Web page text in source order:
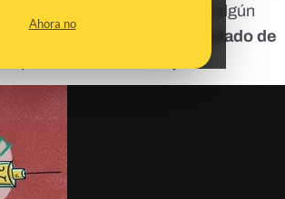
Ahora no
con niños sin vacunar, ¿corre algún
es que
depende del estado de